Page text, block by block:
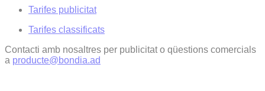
Tarifes publicitat
Tarifes classificats
Contacti amb nosaltres per publicitat o qüestions comercials
a producte@bondia.ad